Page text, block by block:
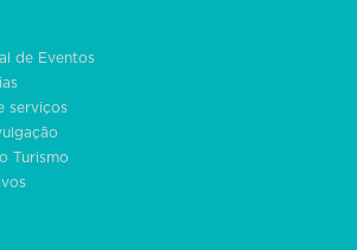
de Eventos
serviços
Turismo